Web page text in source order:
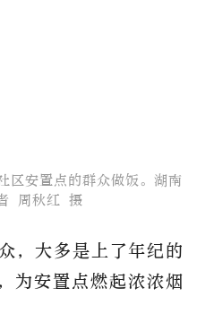
区安置点的群众做饭。​湖南
周秋红 摄
，大多是上了年纪的
为安置点燃起浓浓烟